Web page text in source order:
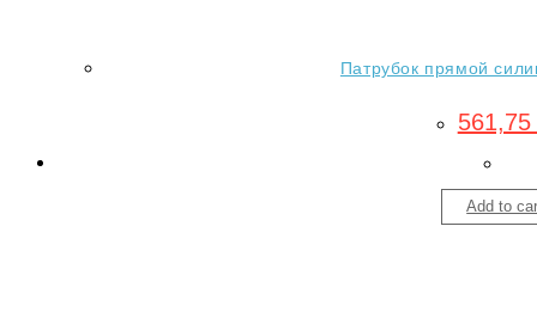
Патрубок прямой
561,75
Add to